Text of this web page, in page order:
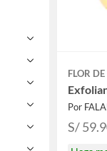
FLOR
Por
S/